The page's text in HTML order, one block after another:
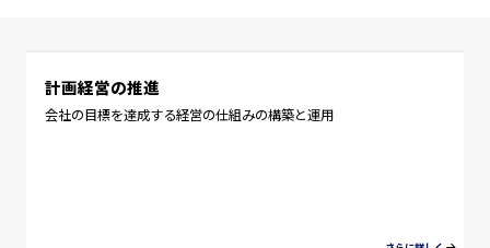
計画経営の推進
会社の目標を達成する経営の仕組みの構築と運用